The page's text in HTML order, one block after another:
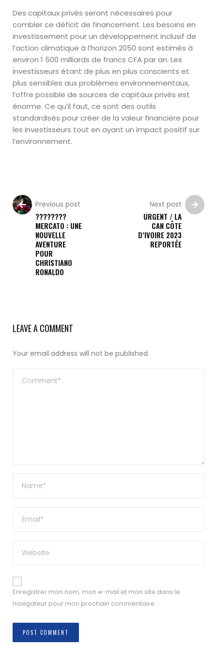
Des capitaux privés seront nécessaires pour
combler ce déficit de financement. Les besoins en
investissement pour un développement inclusif de
l’action climatique à l’horizon 2050 sont estimés à
environ 1 500 milliards de francs CFA par an. Les
investisseurs étant de plus en plus conscients et
plus sensibles aux problèmes environnementaux,
l’offre possible de sources de capitaux privés est
énorme. Ce qu’il faut, ce sont des outils
standardisés pour créer de la valeur financière pour
les investisseurs tout en ayant un impact positif sur
l’environnement.
Previous post
????????
MERCATO : UNE
NOUVELLE
AVENTURE
POUR
CHRISTIANO
RONALDO
Next post
URGENT / LA
CAN CÔTE
D’IVOIRE 2023
REPORTÉE
LEAVE A COMMENT
Your email address will not be published.
Enregistrer mon nom, mon e-mail et mon site dans le
navigateur pour mon prochain commentaire.